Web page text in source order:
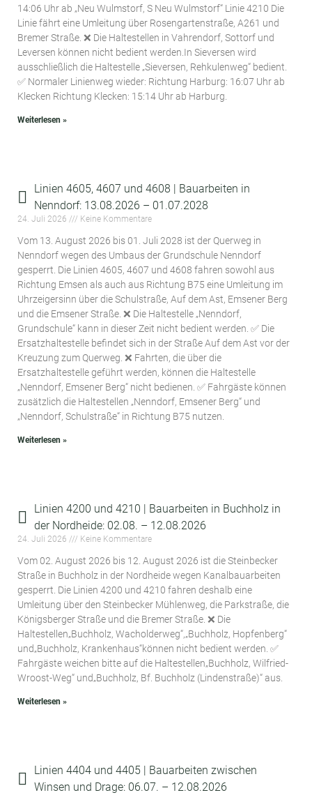
14:06 Uhr ab „Neu Wulmstorf, S Neu Wulmstorf“ Linie 4210 Die
Linie fährt eine Umleitung über Rosengartenstraße, A261 und
Bremer Straße. ❌ Die Haltestellen in Vahrendorf, Sottorf und
Leversen können nicht bedient werden.In Sieversen wird
ausschließlich die Haltestelle „Sieversen, Rehkulenweg“ bedient.
✅ Normaler Linienweg wieder: Richtung Harburg: 16:07 Uhr ab
Klecken Richtung Klecken: 15:14 Uhr ab Harburg.
Weiterlesen »
Linien 4605, 4607 und 4608 | Bauarbeiten in
Nenndorf: 13.08.2026 – 01.07.2028
24. Juli 2026 Keine Kommentare
Vom 13. August 2026 bis 01. Juli 2028 ist der Querweg in
Nenndorf wegen des Umbaus der Grundschule Nenndorf
gesperrt. Die Linien 4605, 4607 und 4608 fahren sowohl aus
Richtung Emsen als auch aus Richtung B75 eine Umleitung im
Uhrzeigersinn über die Schulstraße, Auf dem Ast, Emsener Berg
und die Emsener Straße. ❌ Die Haltestelle „Nenndorf,
Grundschule“ kann in dieser Zeit nicht bedient werden. ✅ Die
Ersatzhaltestelle befindet sich in der Straße Auf dem Ast vor der
Kreuzung zum Querweg. ❌ Fahrten, die über die
Ersatzhaltestelle geführt werden, können die Haltestelle
„Nenndorf, Emsener Berg“ nicht bedienen. ✅ Fahrgäste können
zusätzlich die Haltestellen „Nenndorf, Emsener Berg“ und
„Nenndorf, Schulstraße“ in Richtung B75 nutzen.
Weiterlesen »
Linien 4200 und 4210 | Bauarbeiten in Buchholz in
der Nordheide: 02.08. – 12.08.2026
24. Juli 2026 Keine Kommentare
Vom 02. August 2026 bis 12. August 2026 ist die Steinbecker
Straße in Buchholz in der Nordheide wegen Kanalbauarbeiten
gesperrt. Die Linien 4200 und 4210 fahren deshalb eine
Umleitung über den Steinbecker Mühlenweg, die Parkstraße, die
Königsberger Straße und die Bremer Straße. ❌ Die
Haltestellen„Buchholz, Wacholderweg“,„Buchholz, Hopfenberg“
und„Buchholz, Krankenhaus“können nicht bedient werden. ✅
Fahrgäste weichen bitte auf die Haltestellen„Buchholz, Wilfried-
Wroost-Weg“ und„Buchholz, Bf. Buchholz (Lindenstraße)“ aus.
Weiterlesen »
Linien 4404 und 4405 | Bauarbeiten zwischen
Winsen und Drage: 06.07. – 12.08.2026